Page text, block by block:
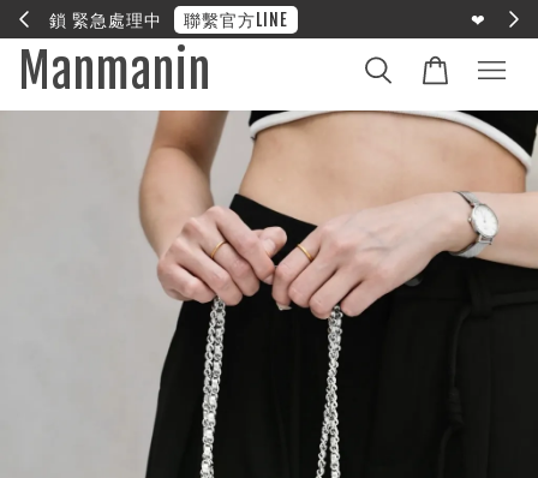
❤︎ 全館滿兩萬享免運
Manmanin